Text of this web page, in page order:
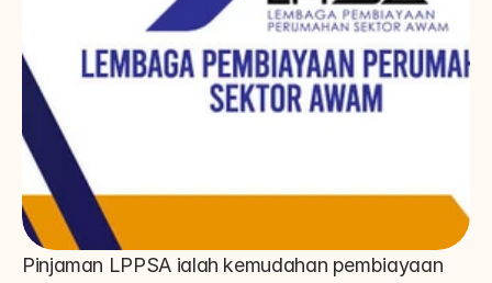
Pinjaman LPPSA ialah kemudahan pembiayaan